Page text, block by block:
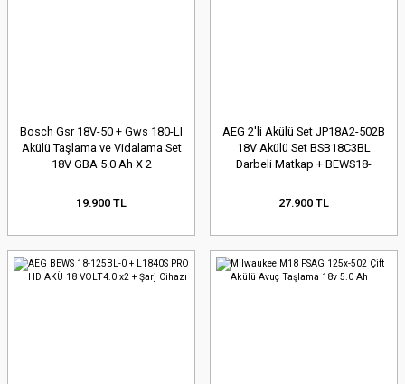
Bosch Gsr 18V-50 + Gws 180-LI
Akülü Taşlama ve Vidalama Set
18V GBA 5.0 Ah X 2
19.900 TL
AEG 2'li Akülü Set JP18A2-502B
18V Akülü Set BSB18C3BL
Darbeli Matkap + BEWS18-
2x5.0Ah- 4935480951
27.900 TL